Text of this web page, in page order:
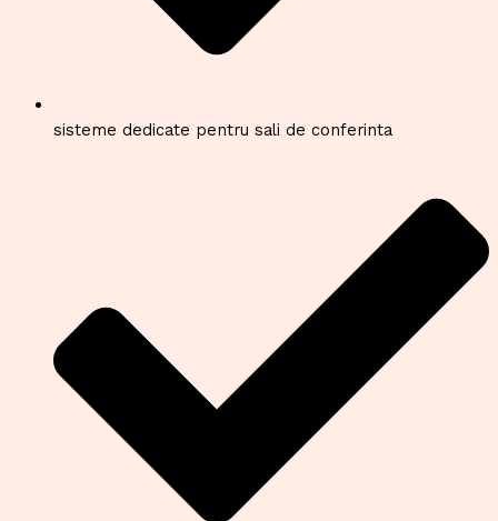
sisteme dedicate pentru sali de conferinta